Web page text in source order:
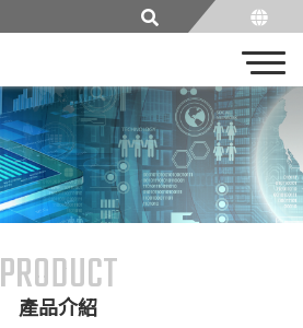
PRODUCT
產品介紹